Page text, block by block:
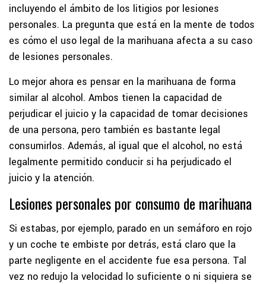
incluyendo el ámbito de los litigios por lesiones
personales. La pregunta que está en la mente de todos
es cómo el uso legal de la marihuana afecta a su caso
de lesiones personales.
Lo mejor ahora es pensar en la marihuana de forma
similar al alcohol. Ambos tienen la capacidad de
perjudicar el juicio y la capacidad de tomar decisiones
de una persona, pero también es bastante legal
consumirlos. Además, al igual que el alcohol, no está
legalmente permitido conducir si ha perjudicado el
juicio y la atención.
Lesiones personales por consumo de marihuana
Si estabas, por ejemplo, parado en un semáforo en rojo
y un coche te embiste por detrás, está claro que la
parte negligente en el accidente fue esa persona. Tal
vez no redujo la velocidad lo suficiente o ni siquiera se